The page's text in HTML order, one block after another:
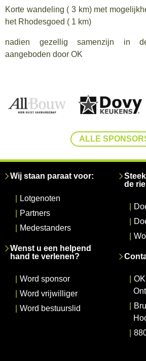
Korte wandeling ( 3 km) met
het Rhodesgoed ( 1 km)
nadien gezellig samenzijn in
aangeboden door OK
ALLE
Wij staan paraat voor:
Lotgenoten
Partners
Medestanders
de
Wenst u een helpend
hand te verlenen?
Word sponsor
Word vrijwilliger
Word bestuurslid